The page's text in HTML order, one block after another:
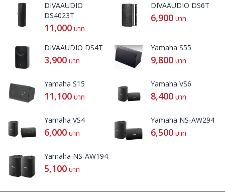
DIVAAUDIO
DS4023T
11,000 บาท
DIVAAUDIO DS6T
6,900 บาท
DIVAAUDIO DS4T
3,900 บาท
Yamaha S55
9,800 บาท
Yamaha S15
11,100 บาท
Yamaha VS6
8,400 บาท
Yamaha VS4
6,000 บาท
Yamaha NS-AW294
6,500 บาท
Yamaha NS-AW194
5,100 บาท